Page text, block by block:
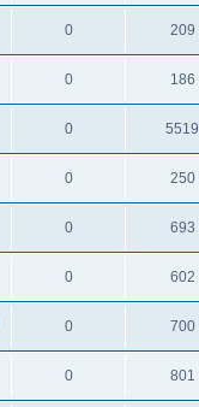
0 209
0 186
0 5519
0 250
0 693
0 602
0 700
0 801